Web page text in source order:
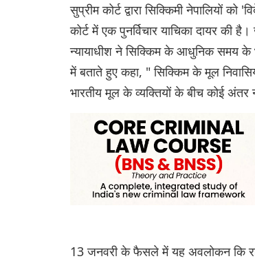
सुप्रीम कोर्ट द्वारा सिक्किमी नेपालियों
कोर्ट में एक पुनर्विचार याचिका दायर की
न्यायाधीश ने सिक्किम के आधुनिक समय के
में बताते हुए कहा, " सिक्किम के मूल
भारतीय मूल के व्यक्तियों के बीच कोई अंतर
13 जनवरी के फैसले में यह अवलोकन कि